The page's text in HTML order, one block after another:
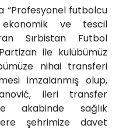
“Profesyonel futbolcu
ekonomik ve tescil
Sırbistan Futbol
ile kulübümüz
nihai transferi
imzalanmış olup,
ileri transfer
akabinde sağlık
şehrimize davet